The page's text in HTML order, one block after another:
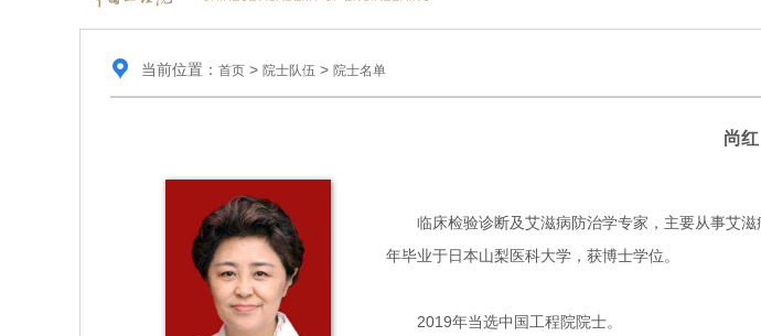
当前位置： 首页> 院士队伍 > 院士名单
尚红
临床检验诊断及艾滋病防治学专家，主要从事艾滋
年毕业于日本山梨医科大学，获博士学位。
2019年当选中国工程院院士。